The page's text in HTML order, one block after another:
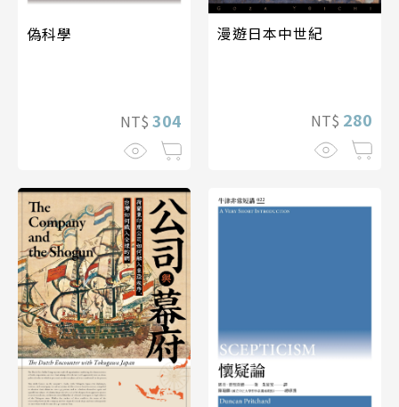
偽科學
NT$ 304
漫遊日本中世紀
NT$ 280